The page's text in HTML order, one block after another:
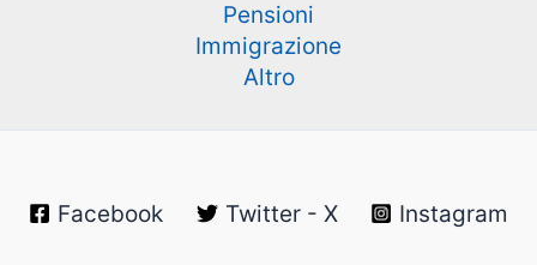
Pensioni
Immigrazione
Altro
Facebook Twitter - X Instagram